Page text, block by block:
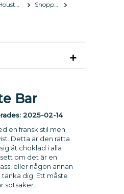
Houston, Texas
Shopping
Bar
2025-02-14
en fransk stil men
Detta är den rätta
åt choklad i alla
om det är en
eller någon annan
dig. Ett måste
sötsaker.